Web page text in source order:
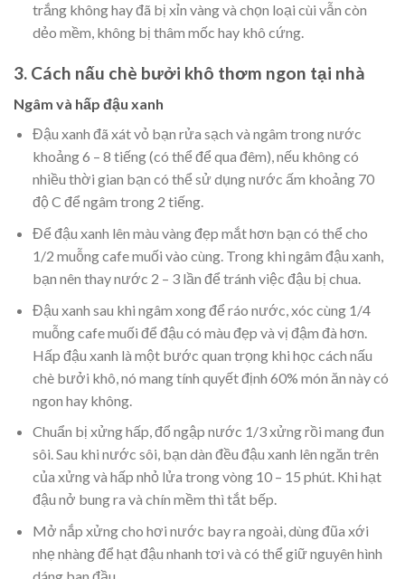
trắng không hay đã bị xỉn vàng và chọn loại cùi vẫn còn
dẻo mềm, không bị thâm mốc hay khô cứng.
3. Cách nấu chè bưởi khô thơm ngon tại nhà
Ngâm và hấp đậu xanh
Đậu xanh đã xát vỏ bạn rửa sạch và ngâm trong nước
khoảng 6 – 8 tiếng (có thể để qua đêm), nếu không có
nhiều thời gian bạn có thể sử dụng nước ấm khoảng 70
độ C để ngâm trong 2 tiếng.
Để đậu xanh lên màu vàng đẹp mắt hơn bạn có thể cho
1/2 muỗng cafe muối vào cùng. Trong khi ngâm đậu xanh,
bạn nên thay nước 2 – 3 lần để tránh việc đậu bị chua.
Đậu xanh sau khi ngâm xong để ráo nước, xóc cùng 1/4
muỗng cafe muối để đậu có màu đẹp và vị đậm đà hơn.
Hấp đậu xanh là một bước quan trọng khi học cách nấu
chè bưởi khô, nó mang tính quyết định 60% món ăn này có
ngon hay không.
Chuẩn bị xửng hấp, đổ ngập nước 1/3 xửng rồi mang đun
sôi. Sau khi nước sôi, bạn dàn đều đậu xanh lên ngăn trên
của xửng và hấp nhỏ lửa trong vòng 10 – 15 phút. Khi hạt
đậu nở bung ra và chín mềm thì tắt bếp.
Mở nắp xửng cho hơi nước bay ra ngoài, dùng đũa xới
nhẹ nhàng để hạt đậu nhanh tơi và có thể giữ nguyên hình
dáng ban đầu.